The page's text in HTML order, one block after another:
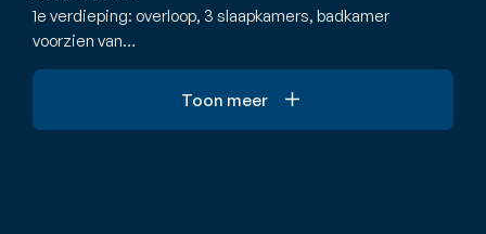
1e verdieping: overloop, 3 slaapkamers, badkamer
voorzien van…
Toon meer